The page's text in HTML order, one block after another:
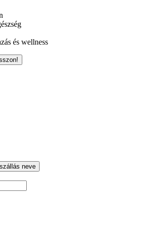
és wellness
neve